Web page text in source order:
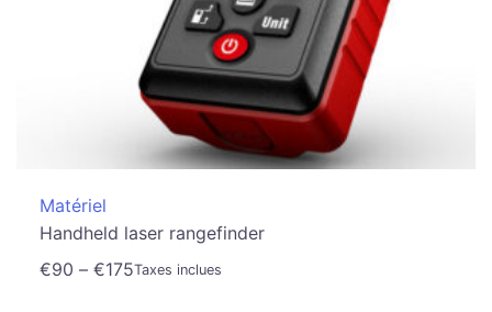
Matériel
Handheld laser rangefinder
€90 – €175Taxes inclues